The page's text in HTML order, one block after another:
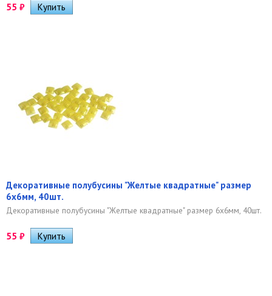
55 ₽
Декоративные полубусины "Желтые квадратные" размер
6х6мм, 40шт.
Декоративные полубусины "Желтые квадратные" размер 6х6мм, 40шт.
55 ₽